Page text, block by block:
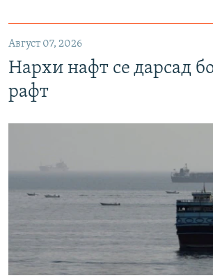
Август 07, 2026
Нархи нафт се дарсад
рафт